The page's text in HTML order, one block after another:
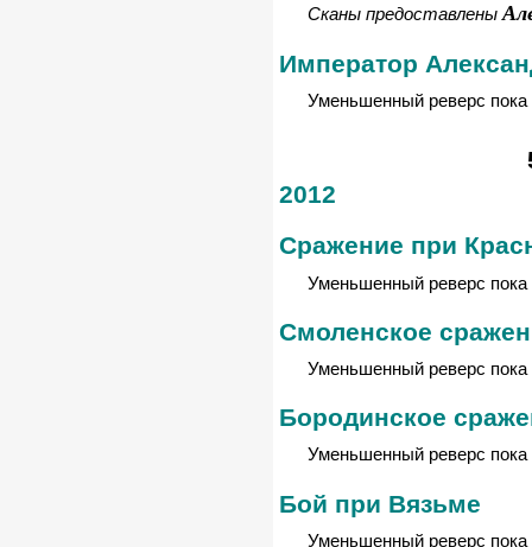
Сканы предоставлены
Император
Уменьшенный реверс пока
2012
Сражение при
Уменьшенный реверс пока
Смоленское
Уменьшенный реверс пока
Бородинское
Уменьшенный реверс пока
Бой при Вязьме
Уменьшенный реверс пока